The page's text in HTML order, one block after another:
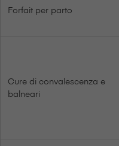
Forfait per parto
Cure di convalescenza e
balneari